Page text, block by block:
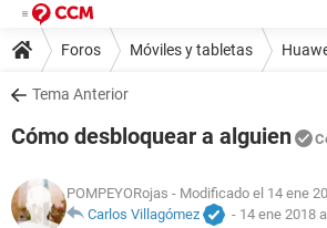
Foros Móviles y tabletas
Tema Anterior
Cómo desbloquear a alguien
POMPEYORojas - Modificado el 14 ene
Carlos Villagómez
- 14 ene 2018